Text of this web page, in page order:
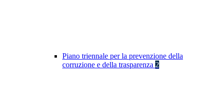
Piano triennale per la prevenzione della
corruzione e della trasparenza 2